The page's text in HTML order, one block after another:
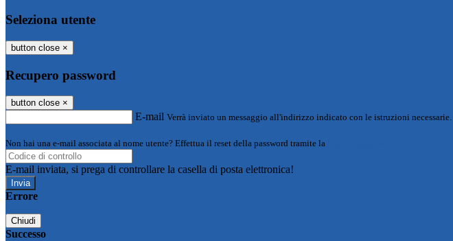
Seleziona utente
button close ×
Recupero password
button close ×
E-mail Verrà inviato un messaggio all'indirizzo indicato con le istruzioni necessarie.
Non hai una e-mail associata al nome utente? Effettua il reset della password tramite la
E-mail inviata, si prega di controllare la casella di posta elettronica!
Errore
Chiudi
Successo